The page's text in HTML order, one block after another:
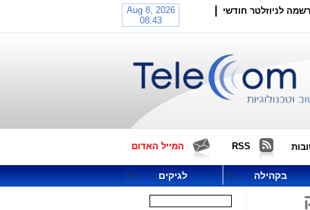
לניוזלטר חודשי
RSS המייל האדום
בקהילה לגיקים